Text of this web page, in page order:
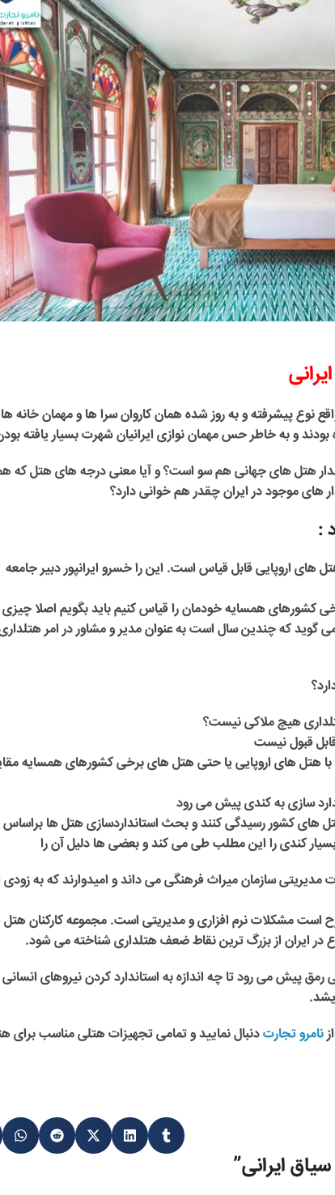
نوع پیشرفته و به روز شده همان کاروان سرا ها و مهمان خانه
و به خاطر حس مهمان نوازی ایرانیان شهرت بسیار یافته
هتل های جهانی هم سو است؟ و آیا معنی درجه های هتل که
:
اروپایی قابل قیاس است. این را خسرو ایرانپور دبیر جامعه
کشورهای همسایه خودمان را قیاس کنیم باید بگویم اصلا چیزی
گوید که چندین سال است به عنوان مدیر و مشاور در امر
هیچ ملاکی نیست؟
قبول نیست
با هتل های اروپایی یا حتی هتل های برخی کشورهای همسایه
سازی به کندی پیش می رود
کشور رسیدگی کنند و بحث استانداردسازی هتل ها براساس
بسیار کندی را این مطلب طی می کند و بعضی ها دلیل آن را
سازمان میراث فرهنگی می داند و امیدوارند که به زودی
است مشکلات نرم افزاری و مدیریتی است. مجموعه کارکنان
در ایران از بزرگ ترین نقاط ضعف هتلداری شناخته می شود.
رمق پیش می رود تا چه اندازه به استاندارد کردن نیروهای انسانی
نامرو تجارتدنبال نمایید و تمامی تجهیزات هتلی مناسب برای
ایرانی”